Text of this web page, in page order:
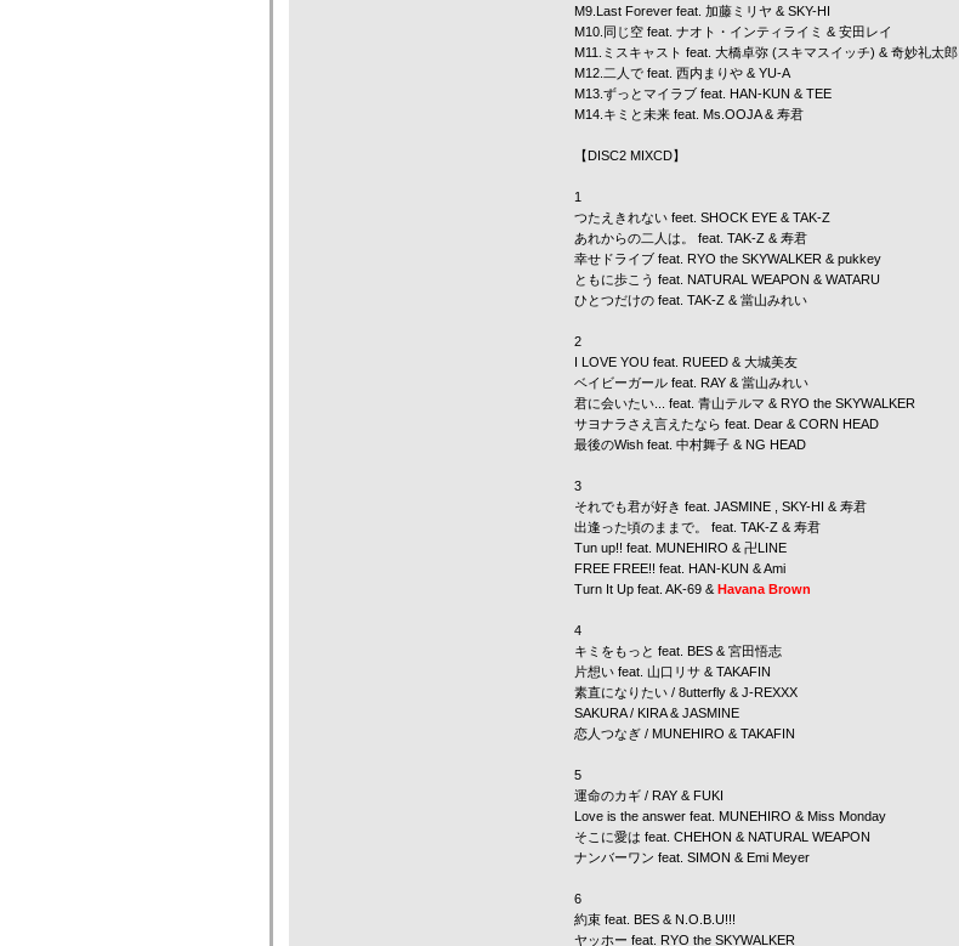
M9.Last Forever feat. 加藤ミリヤ & SKY-HI
M10.同じ空 feat. ナオト・インティライミ & 安田レイ
M11.ミスキャスト feat. 大橋卓弥 (スキマスイッチ) & 奇妙礼太郎
M12.二人で feat. 西内まりや & YU-A
M13.ずっとマイラブ feat. HAN-KUN & TEE
M14.キミと未来 feat. Ms.OOJA& 寿君
【DISC2 MIXCD】
1
つたえきれない feet. SHOCK EYE & TAK-Z
あれからの二人は。 feat. TAK-Z & 寿君
幸せドライブ feat. RYO the SKYWALKER & pukkey
ともに歩こう feat. NATURAL WEAPON & WATARU
ひとつだけの feat. TAK-Z & 當山みれい
2
I LOVE YOU feat. RUEED & 大城美友
ベイビーガール feat. RAY & 當山みれい
君に会いたい... feat. 青山テルマ & RYO the SKYWALKER
サヨナラさえ言えたなら feat. Dear & CORN HEAD
最後のWish feat. 中村舞子 & NG HEAD
3
それでも君が好き feat. JASMINE SKY-HI & 寿君
出逢った頃のままで。 feat. TAK-Z & 寿君
Tun up!! feat. MUNEHIRO & 卍LINE
FREE FREE!! feat. HAN-KUN &Ami
Turn It Up feat. AK-69 & Havana Brown
4
キミをもっと feat. BES & 宮田悟志
片想い feat. 山口リサ & TAKAFIN
素直になりたい / 8utterfly & J-REXXX
SAKURA / KIRA& JASMINE
恋人つなぎ / MUNEHIRO & TAKAFIN
5
運命のカギ / RAY & FUKI
Love is the answer feat. MUNEHIRO & Miss Monday
そこに愛は feat. CHEHON & NATURAL WEAPON
ナンバーワン feat. SIMON & Emi Meyer
6
約束 feat. BES & N.O.B.U!!!
ヤッホー feat. RYO the SKYWALKER